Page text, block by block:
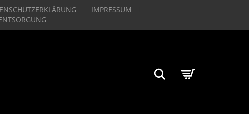
IMPRESSUM
Suchen